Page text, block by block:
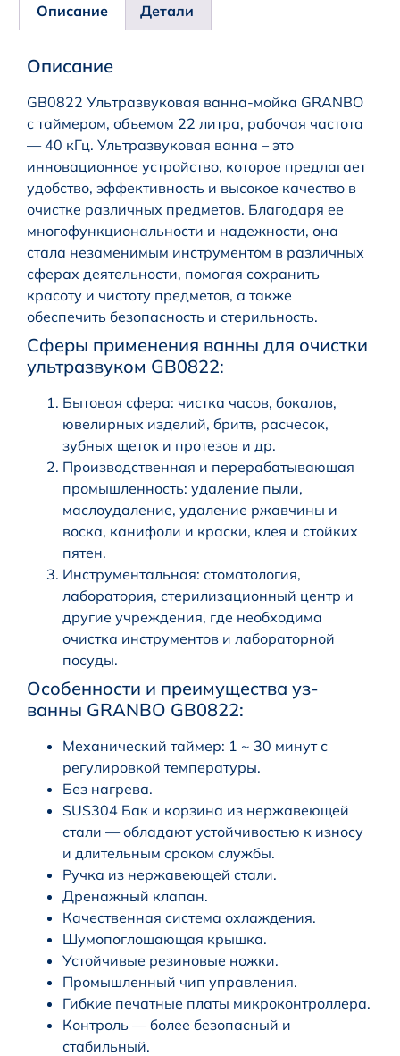
Описание Детали
Описание
GB0822 Ультразвуковая ванна-мойка GRANBO
с таймером, объемом 22 литра, рабочая частота
— 40 кГц. Ультразвуковая ванна – это
инновационное устройство, которое предлагает
удобство, эффективность и высокое качество в
очистке различных предметов. Благодаря ее
многофункциональности и надежности, она
стала незаменимым инструментом в различных
сферах деятельности, помогая сохранить
красоту и чистоту предметов, а также
обеспечить безопасность и стерильность.
Сферы применения ванны для очистки
ультразвуком GB0822:
Бытовая сфера: чистка часов, бокалов,
ювелирных изделий, бритв, расчесок,
зубных щеток и протезов и др.
Производственная и перерабатывающая
промышленность: удаление пыли,
маслоудаление, удаление ржавчины и
воска, канифоли и краски, клея и стойких
пятен.
Инструментальная: стоматология,
лаборатория, стерилизационный центр и
другие учреждения, где необходима
очистка инструментов и лабораторной
посуды.
Особенности и преимущества уз-
ванны GRANBO GB0822:
Механический таймер: 1 ~ 30 минут с
регулировкой температуры.
Без нагрева.
SUS304 Бак и корзина из нержавеющей
стали — обладают устойчивостью к износу
и длительным сроком службы.
Ручка из нержавеющей стали.
Дренажный клапан.
Качественная система охлаждения.
Шумопоглощающая крышка.
Устойчивые резиновые ножки.
Промышленный чип управления.
Гибкие печатные платы микроконтроллера.
Контроль — более безопасный и
стабильный.